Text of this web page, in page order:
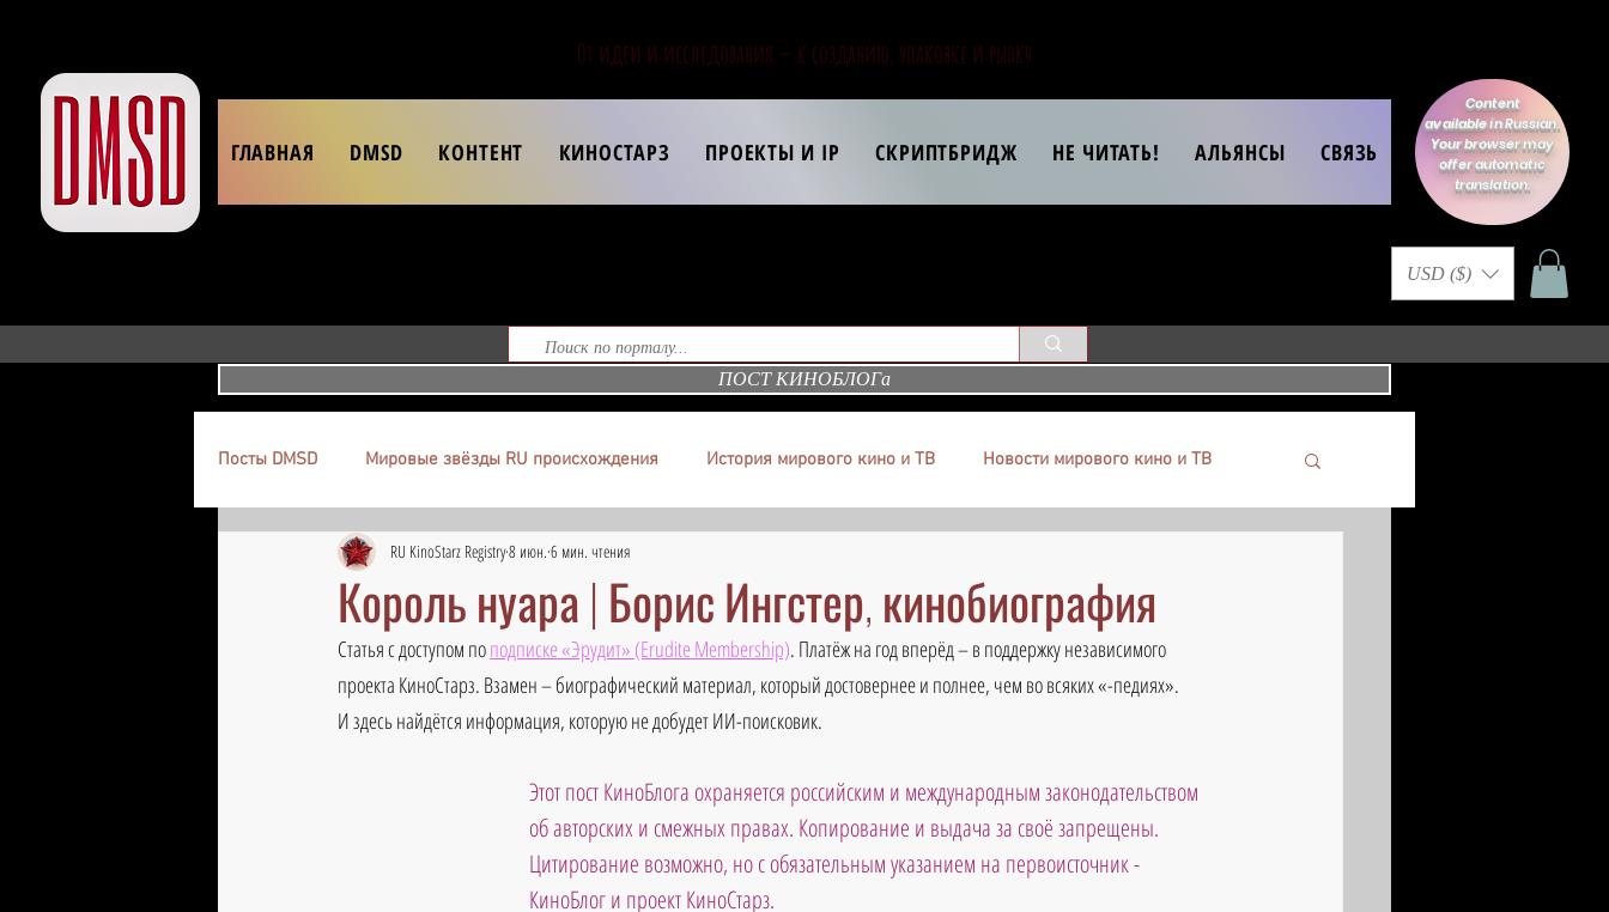
От идеи и исследования — к созданию, упаковке и рынку
ГЛАВНАЯ DMSD КОНТЕНТ КИНОСТАРЗ ПРОЕКТЫ И IP СКРИПТБРИДЖ НЕ ЧИТАТЬ! АЛЬЯНСЫ СВЯЗЬ
Content
available in Russian.
Your browser may
offer automatic
translation.
USD ($)
ПОСТ КИНОБЛОГа
Посты DMSD Мировые звёзды RU происхождения История мирового кино и ТВ Новости мирового кино и ТВ
Король нуара | Борис Ингстер, кинобиография
RU KinoStarz Registry8 июн. 6 мин. чтения
Статья с доступом по подписке «Эрудит» (Erudite Membership). Платёж на год вперёд – в поддержку независимого
проекта КиноСтарз. Взамен – биографический материал, который достовернее и полнее, чем во всяких «-педиях».
И здесь найдётся информация, которую не добудет ИИ-поисковик.
Этот пост КиноБлога охраняется российским и международным законодательством
об авторских и смежных правах. Копирование и выдача за своё запрещены.
Цитирование возможно, но с обязательным указанием на первоисточник -
КиноБлог и проект КиноСтарз.